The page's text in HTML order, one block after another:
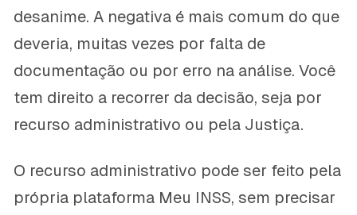
desanime. A negativa é mais comum do que
deveria, muitas vezes por falta de
documentação ou por erro na análise. Você
tem direito a recorrer da decisão, seja por
recurso administrativo ou pela Justiça.
O recurso administrativo pode ser feito pela
própria plataforma Meu INSS, sem precisar